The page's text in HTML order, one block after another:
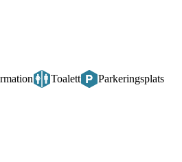
Toalett Parkeringsplats